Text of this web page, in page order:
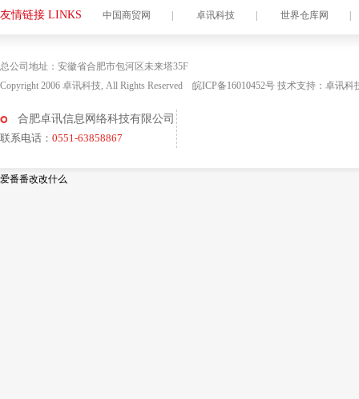
友情链接 LINKS 中国商贸网 卓讯科技 世界仓库网
总公司地址：安徽省合肥市包河区未来塔35F
Copyright 2006 卓讯科技, All Rights Reserved 皖ICP备16010452号 技术支持： 卓讯科
合肥卓讯信息网络科技有限公司
联系电话： 0551-63858867
爱番番改改什么